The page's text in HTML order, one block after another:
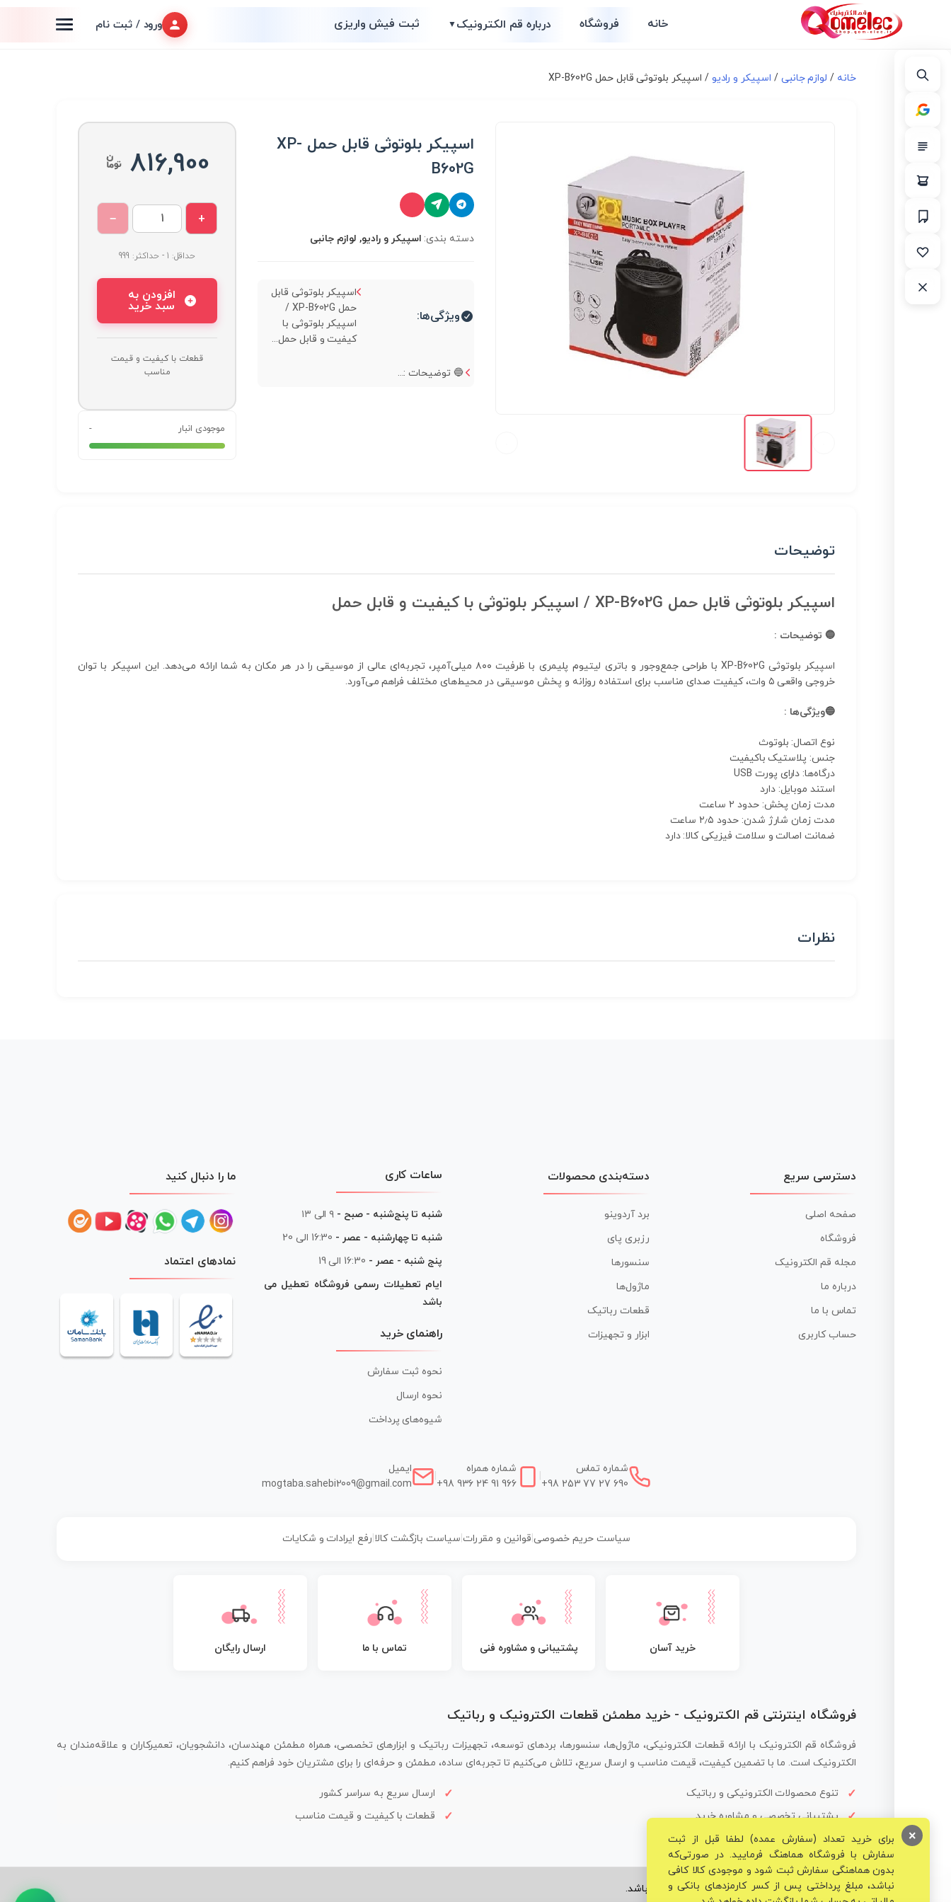
خانه فروشگاه درباره قم الکترونیک▼ ثبت فیش واریزی ورود / ثبت نام
خانه / لوازم جانبی / اسپیکر و رادیو / اسپیکر بلوتوثی قابل حمل XP-B602G
اسپیکر بلوتوثی قابل حمل XP-
B602G
دسته بندی: اسپیکر و رادیو, لوازم جانبی
ویژگی‌ها:
اسپیکر بلوتوثی قابل
حمل XP-B602G /
اسپیکر بلوتوثی با
کیفیت و قابل حمل...
🔵 توضیحات :...
816,900
+
−
حداقل: 1 - حداکثر: 999
افزودن به
سبد خرید
قطعات با کیفیت و قیمت
مناسب
موجودی انبار -
توضیحات
اسپیکر بلوتوثی قابل حمل XP-B602G / اسپیکر بلوتوثی با کیفیت و قابل حمل
🔵 توضیحات :
اسپیکر بلوتوثی XP-B602G با طراحی جمع‌وجور و باتری لیتیوم پلیمری با ظرفیت ۸۰۰ میلی‌آمپر، تجربه‌ای عالی از موسیقی را در هر مکان به شما ارائه می‌دهد. این اسپیکر با توان
خروجی واقعی ۵ وات، کیفیت صدای مناسب برای استفاده روزانه و پخش موسیقی در محیط‌های مختلف فراهم می‌آورد.
🔵ویژگی‌ها :
نوع اتصال: بلوتوث
جنس: پلاستیک باکیفیت
درگاه‌ها: دارای پورت USB
استند موبایل: دارد
مدت زمان پخش: حدود ۲ ساعت
مدت زمان شارژ شدن: حدود ۲٫۵ ساعت
ضمانت اصالت و سلامت فیزیکی کالا: دارد
نظرات
دسترسی سریع
صفحه اصلی
فروشگاه
مجله قم الکترونیک
درباره ما
تماس با ما
حساب کاربری
دسته‌بندی محصولات
برد آردوینو
رزبری پای
سنسورها
ماژول‌ها
قطعات رباتیک
ابزار و تجهیزات
ساعات کاری
شنبه تا پنج‌شنبه - صبح - ۹ الی ۱۳
شنبه تا چهارشنبه - عصر - 16:30 الی 20
پنج شنبه - عصر - 16:30 الی 19
ایام تعطیلات رسمی فروشگاه تعطیل می
باشد
راهنمای خرید
نحوه ثبت سفارش
نحوه ارسال
شیوه‌های پرداخت
ما را دنبال کنید
نمادهای اعتماد
شماره تماس
+98 253 77 27 690
شماره همراه
+98 936 24 91 966
ایمیل
mogtaba.sahebi2009@gmail.com
سیاست حریم خصوصی| قوانین و مقررات سیاست بازگشت کالا رفع ایرادات و شکایات
خرید آسان پشتیبانی و مشاوره فنی تماس با ما ارسال رایگان
فروشگاه اینترنتی قم الکترونیک - خرید مطمئن قطعات الکترونیک و رباتیک
فروشگاه قم الکترونیک با ارائه قطعات الکترونیکی، ماژول‌ها، سنسورها، بردهای توسعه، تجهیزات رباتیک و ابزارهای تخصصی، همراه مطمئن مهندسان، دانشجویان، تعمیرکاران و علاقه‌مندان به
الکترونیک است. ما با تضمین کیفیت، قیمت مناسب و ارسال سریع، تلاش می‌کنیم تا تجربه‌ای ساده، مطمئن و حرفه‌ای را برای مشتریان خود فراهم کنیم.
تنوع محصولات الکترونیکی و رباتیک
ارسال سریع به سراسر کشور
پشتیبانی تخصصی و مشاوره خرید
قطعات با کیفیت و قیمت مناسب
© تمامی حقوق برای فروشگاه تخصصی قم الکترونیک محفوظ می‌باشد.
برای خرید تعداد (سفارش عمده) لطفا قبل از ثبت
سفارش با فروشگاه هماهنگ فرمایید. در صورتی‌که
بدون هماهنگی سفارش ثبت شود و موجودی کالا کافی
نباشد، مبلغ پرداختی پس از کسر کارمزدهای بانکی و
×